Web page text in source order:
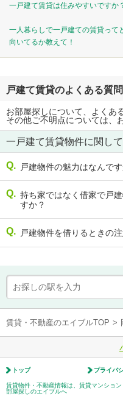
一戸建て賃貸は住みやすいですか
一人暮らしで一戸建ての賃貸って
向いてるか教えて！
戸建て賃貸のよくある質問
お部屋探しについて、よくあ
その他ご不明点については、
一戸建て賃貸物件に関して
戸建物件の魅力はなんです
持ち家ではなく借家で戸
すか？
戸建物件を借りるときの
賃貸・不動産のエイブルTOP >
トップ プライバ
賃貸物件・不動産情報は、賃貸マンショ
部屋探しのエイブルへ